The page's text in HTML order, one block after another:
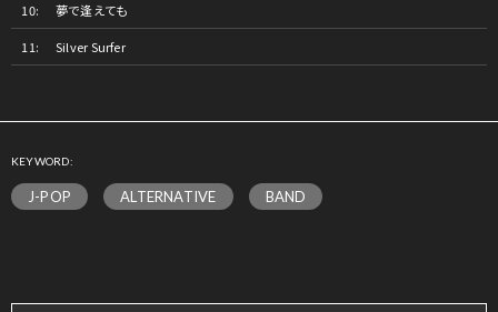
夢で逢えても
Silver Surfer
KEYWORD:
J-POP ALTERNATIVE BAND